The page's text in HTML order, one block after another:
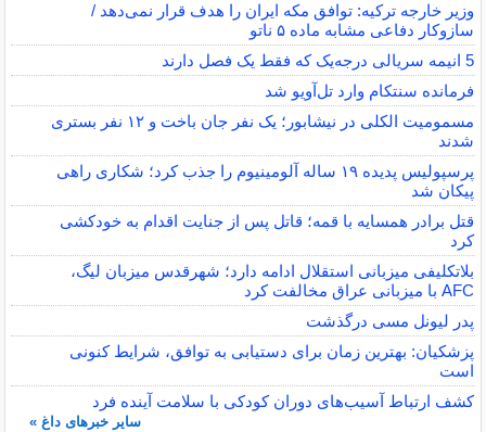
وزیر خارجه ترکیه: توافق مکه ایران را هدف قرار نمی‌دهد /
سازوکار دفاعی مشابه ماده ۵ ناتو
5 انیمه سریالی درجه‌یک که فقط یک فصل دارند
فرمانده سنتکام وارد تل‌آویو شد
مسمومیت الکلی در نیشابور؛ یک نفر جان باخت و ۱۲ نفر بستری
شدند
پرسپولیس پدیده ۱۹ ساله آلومینیوم را جذب کرد؛ شکاری راهی
پیکان شد
قتل برادر همسایه با قمه؛ قاتل پس از جنایت اقدام به خودکشی
کرد
بلاتکلیفی میزبانی استقلال ادامه دارد؛ شهرقدس میزبان لیگ،
AFC با میزبانی عراق مخالفت کرد
پدر لیونل مسی درگذشت
پزشکیان: بهترین زمان برای دستیابی به توافق، شرایط کنونی
است
کشف ارتباط آسیب‌های دوران کودکی با سلامت آینده فرد
سایر خبرهای داغ »